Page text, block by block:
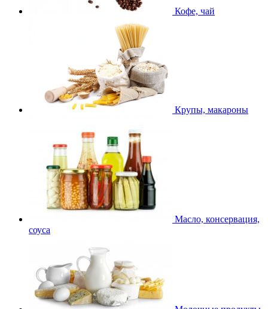
Кофе, чай
Крупы, макароны
Масло, консервация,
соуса